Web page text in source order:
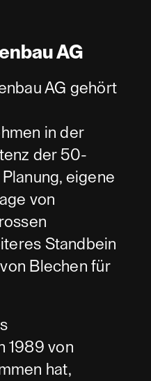
AG
AG gehört
in der
der 50-
eigene
von
Standbein
Blechen für
1989 von
hat,